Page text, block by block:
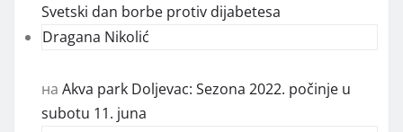
Svetski dan borbe protiv dijabetesa
Dragana Nikolić
на Akva park Doljevac: Sezona 2022. počinje u
subotu 11. juna